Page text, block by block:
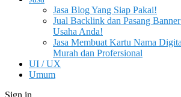
Jasa Blog Yang Siap Pakai!
Jual Backlink dan Pasang
Usaha Anda!
Jasa Membuat Kartu Nama
Murah dan Profersional
UI / UX
Umum
Sign in